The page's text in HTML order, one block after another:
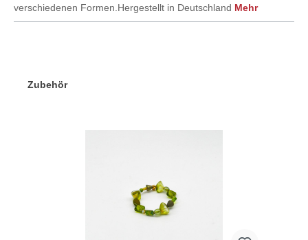
verschiedenen Formen.Hergestellt in Deutschland Mehr
Zubehör